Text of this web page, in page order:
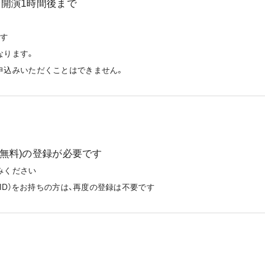
ます。
みいただくことはできません。
料)の登録が必要です
ください
）をお持ちの方は、再度の登録は不要です